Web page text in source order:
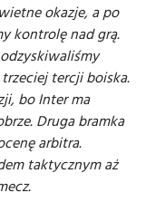
okazje, a po
kontrolę nad grą.
tercji boiska.
bo Inter ma
Druga bramka
arbitra.
taktycznym aż